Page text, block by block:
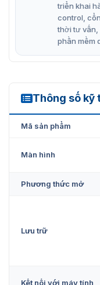
Các tính năng
Video giới
và thuật toán phần
mới và giao diện
mang lại cho họ trải
là video chi tiết mà
thiết bị này.
triển khai
control,
thời tư vấn,
phần mềm
Thông số kỹ
uFace202-Plus
Mã sản phẩm
Màn hình
Phương thức mở
Lưu trữ
Kết nối với máy tính